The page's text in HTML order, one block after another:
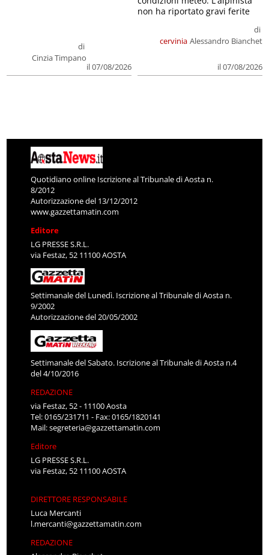
di
Cinzia Timpano
il 07/08/2026
cervinia
di
Alessandro Bianchet
il 07/08/2026
non ha riportato gravi ferite
Quotidiano online Iscrizione al Tribunale di Aosta n.
8/2012
Autorizzazione del 13/12/2012
www.gazzettamatin.com
Editore
LG PRESSE S.R.L.
via Festaz, 52 11100 AOSTA
Settimanale del Lunedì. Iscrizione al Tribunale di Aosta n.
9/2002
Autorizzazione del 20/05/2002
Settimanale del Sabato. Iscrizione al Tribunale di Aosta n.4
del 4/10/2016
REDAZIONE
via Festaz, 52 - 11100 Aosta
Tel: 0165/231711 - Fax: 0165/1820141
Mail:segreteria@gazzettamatin.com
Editore
LG PRESSE S.R.L.
via Festaz, 52 11100 AOSTA
DIRETTORE RESPONSABILE
Luca Mercanti
l.mercanti@gazzettamatin.com
REDAZIONE